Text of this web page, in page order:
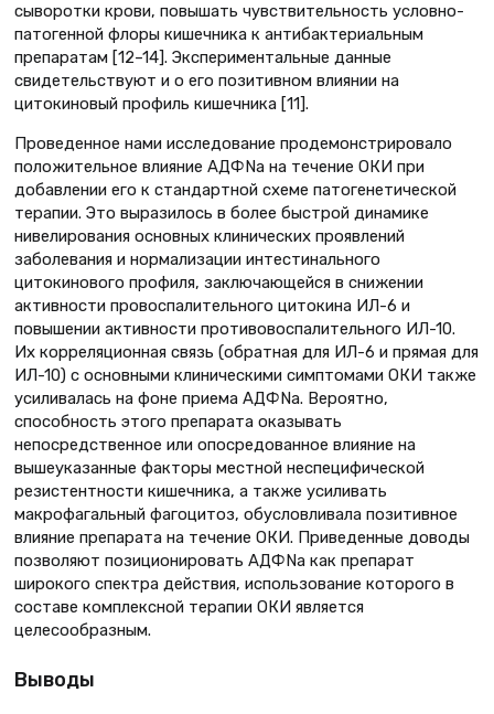
сыворотки крови, повышать чувствительность условно-
патогенной флоры кишечника к антибактериальным
препаратам [12–14]. Экспериментальные данные
свидетельствуют и о его позитивном влиянии на
цитокиновый профиль кишечника [11].
Проведенное нами исследование продемонстрировало
положительное влияние АДФNа на течение ОКИ при
добавлении его к стандартной схеме патогенетической
терапии. Это выразилось в более быстрой динамике
нивелирования основных клинических проявлений
заболевания и нормализации интестинального
цитокинового профиля, заключающейся в снижении
активности провоспалительного цитокина ИЛ-6 и
повышении активности противовоспалительного ИЛ-10.
Их корреляционная связь (обратная для ИЛ-6 и прямая для
ИЛ-10) с основными клиническими симптомами ОКИ также
усиливалась на фоне приема АДФNа. Вероятно,
способность этого препарата оказывать
непосредственное или опосредованное влияние на
вышеуказанные факторы местной неспецифической
резистентности кишечника, а также усиливать
макрофагальный фагоцитоз, обусловливала позитивное
влияние препарата на течение ОКИ. Приведенные доводы
позволяют позиционировать АДФNа как препарат
широкого спектра действия, использование которого в
составе комплексной терапии ОКИ является
целесообразным.
Выводы